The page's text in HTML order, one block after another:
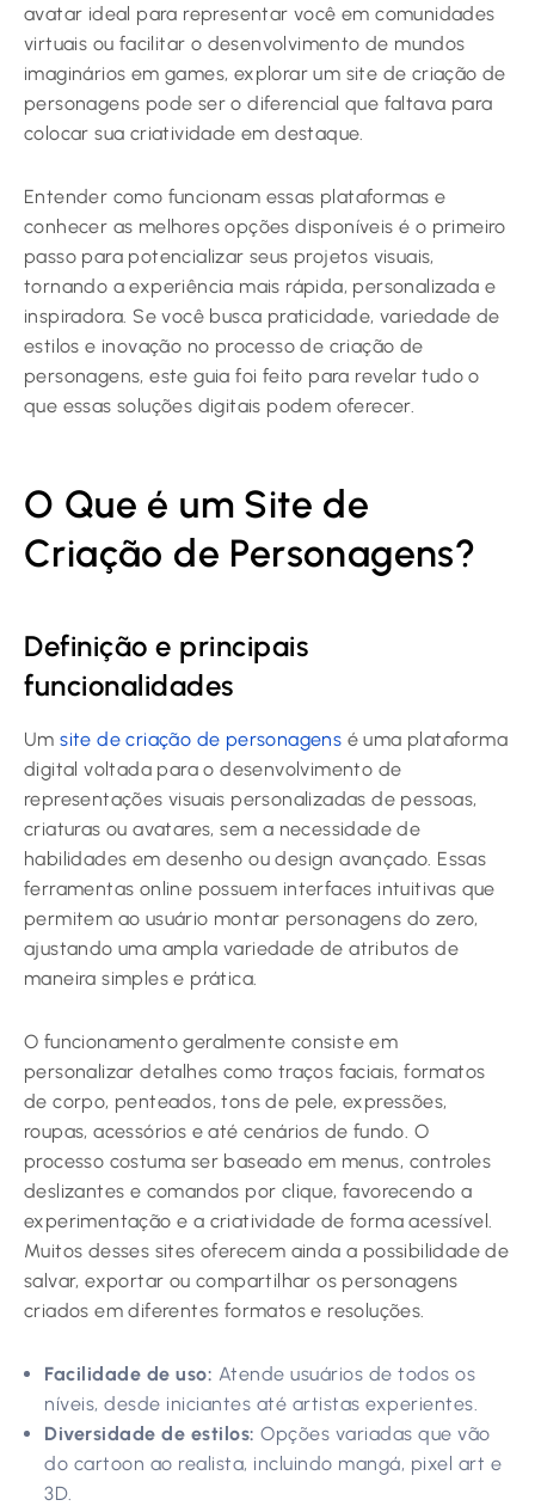
avatar ideal para representar você em comunidades
virtuais ou facilitar o desenvolvimento de mundos
imaginários em games, explorar um site de criação de
personagens pode ser o diferencial que faltava para
colocar sua criatividade em destaque.
Entender como funcionam essas plataformas e
conhecer as melhores opções disponíveis é o primeiro
passo para potencializar seus projetos visuais,
tornando a experiência mais rápida, personalizada e
inspiradora. Se você busca praticidade, variedade de
estilos e inovação no processo de criação de
personagens, este guia foi feito para revelar tudo o
que essas soluções digitais podem oferecer.
O Que é um Site de
Criação de Personagens?
Definição e principais
funcionalidades
Umsite de criação de personagens é uma plataforma
digital voltada para o desenvolvimento de
representações visuais personalizadas de pessoas,
criaturas ou avatares, sem a necessidade de
habilidades em desenho ou design avançado. Essas
ferramentas online possuem interfaces intuitivas que
permitem ao usuário montar personagens do zero,
ajustando uma ampla variedade de atributos de
maneira simples e prática.
O funcionamento geralmente consiste em
personalizar detalhes como traços faciais, formatos
de corpo, penteados, tons de pele, expressões,
roupas, acessórios e até cenários de fundo. O
processo costuma ser baseado em menus, controles
deslizantes e comandos por clique, favorecendo a
experimentação e a criatividade de forma acessível.
Muitos desses sites oferecem ainda a possibilidade de
salvar, exportar ou compartilhar os personagens
criados em diferentes formatos e resoluções.
Facilidade de uso: Atende usuários de todos os
níveis, desde iniciantes até artistas experientes.
Diversidade de estilos: Opções variadas que vão
do cartoon ao realista, incluindo mangá, pixel art e
3D.